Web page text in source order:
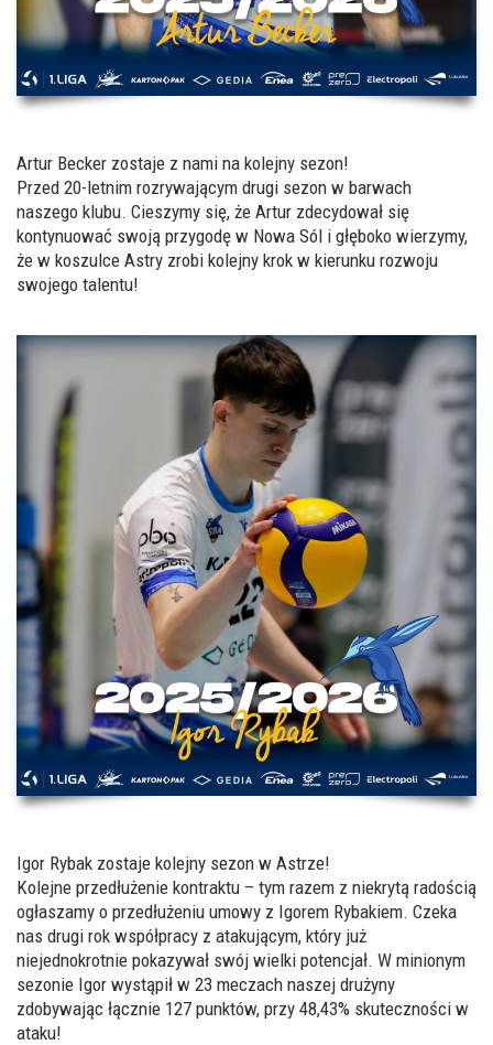
Artur Becker zostaje z nami na kolejny sezon!
Przed 20-letnim rozrywającym drugi sezon w barwach
naszego klubu. Cieszymy się, że Artur zdecydował się
kontynuować swoją przygodę w Nowa Sól i głęboko wierzymy,
że w koszulce Astry zrobi kolejny krok w kierunku rozwoju
swojego talentu!
Igor Rybak zostaje kolejny sezon w Astrze!
Kolejne przedłużenie kontraktu – tym razem z niekrytą radością
ogłaszamy o przedłużeniu umowy z Igorem Rybakiem. Czeka
nas drugi rok współpracy z atakującym, który już
niejednokrotnie pokazywał swój wielki potencjał. W minionym
sezonie Igor wystąpił w 23 meczach naszej drużyny
zdobywając łącznie 127 punktów, przy 48,43% skuteczności w
ataku!